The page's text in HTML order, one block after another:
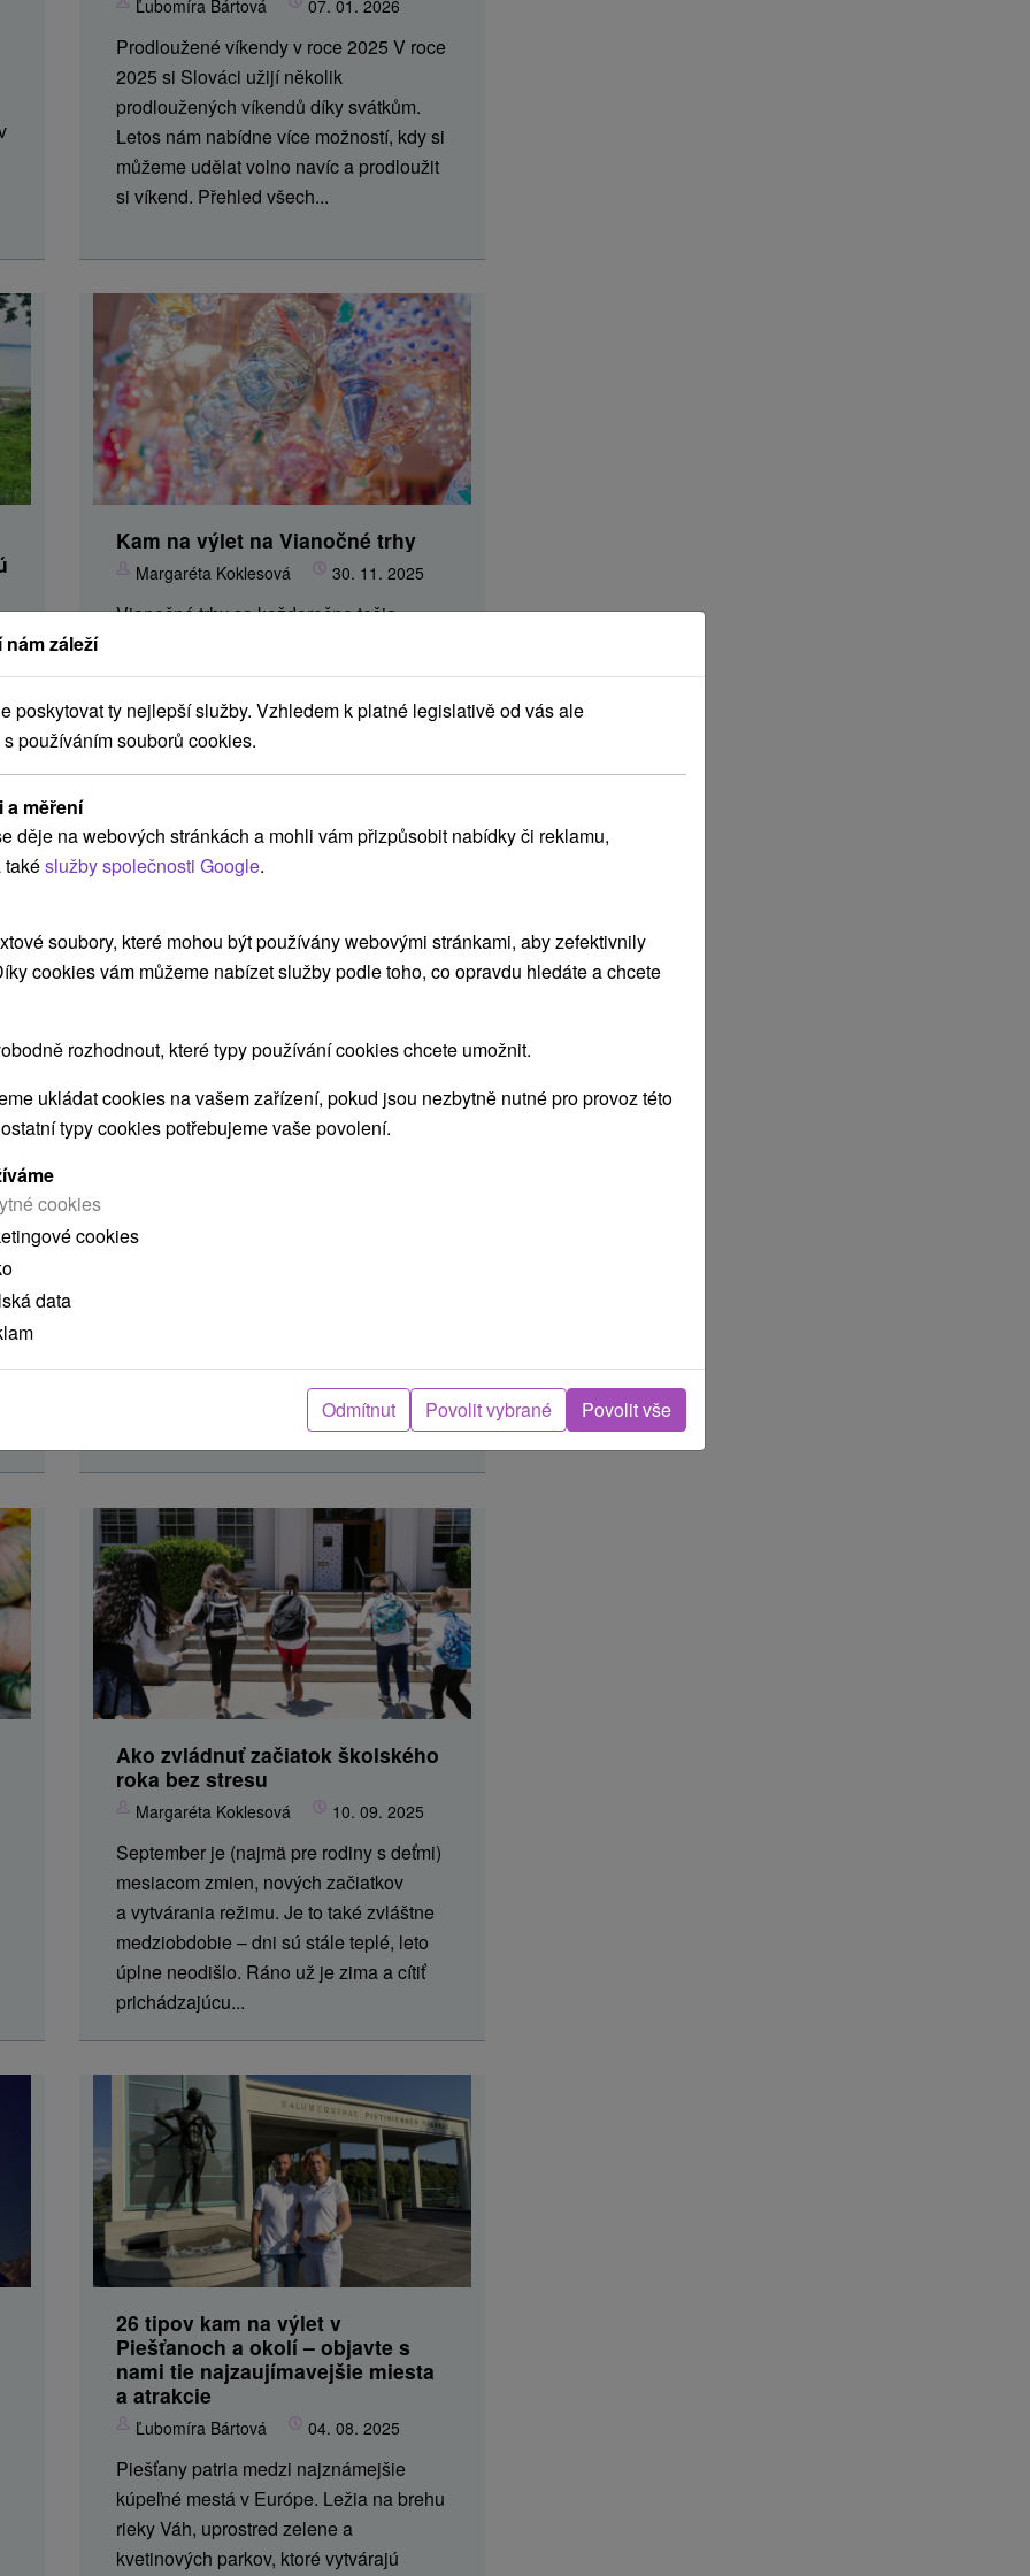
Ľubomíra Bártová 07. 01. 2026
Prodloužené víkendy v roce 2025 V roce
2025 si Slováci užijí několik
prodloužených víkendů díky svátkům.
Letos nám nabídne více možností, kdy si
můžeme udělat volno navíc a prodloužit
si víkend. Přehled všech...
Kam na výlet na Vianočné trhy
Margaréta Koklesová 30. 11. 2025
Vianočné trhy sa každoročne tešia
i u nás. Sú skvelou príležitosťou na
stretnutie s rodinou alebo priateľmi,
dokúpenie posledných vianočných
Cítite sa unavení? Zistite, ako
Vysoké Tatry
prinútiť nadýchnuť sa hlbšie ako inokedy.
Poobede nám zase na chodníku šuští
Ako zvládnuť začiatok školského
roka bez stresu
Margaréta Koklesová 10. 09. 2025
September je (najmä pre rodiny s deťmi)
mesiacom zmien, nových začiatkov
a vytvárania režimu. Je to také zvláštne
medziobdobie – dni sú stále teplé, leto
úplne neodišlo. Ráno už je zima a cítiť
prichádzajúcu...
26 tipov kam na výlet v
Piešťanoch a okolí – objavte s
nami tie najzaujímavejšie miesta
a atrakcie
Ľubomíra Bártová 04. 08. 2025
Piešťany patria medzi najznámejšie
kúpeľné mestá v Európe. Ležia na brehu
rieky Váh, uprostred zelene a
kvetinových parkov, ktoré vytvárajú
záleží
poskytovat ty nejlepší služby. Vzhledem k platné legislativě od vás ale
používáním souborů cookies.
a měření
děje na webových stránkách a mohli vám přizpůsobit nabídky či reklamu,
takéslužby společnosti Google.
soubory, které mohou být používány webovými stránkami, aby zefektivnily
cookies vám můžeme nabízet služby podle toho, co opravdu hledáte a chcete
rozhodnout, které typy používání cookies chcete umožnit.
ukládat cookies na vašem zařízení, pokud jsou nezbytně nutné pro provoz této
typy cookies potřebujeme vaše povolení.
cookies
cookies
data
Odmítnut Povolit vybrané Povolit vše